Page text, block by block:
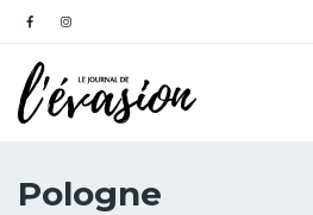
Pologne